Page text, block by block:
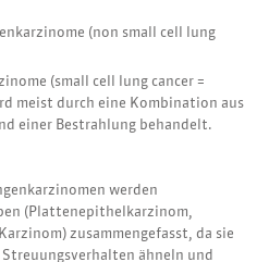
(non small cell lung
(small cell lung cancer =
meist durch eine Kombination aus
einer Bestrahlung behandelt.
werden
(Plattenepithelkarzinom,
zusammengefasst, da sie
ähneln und